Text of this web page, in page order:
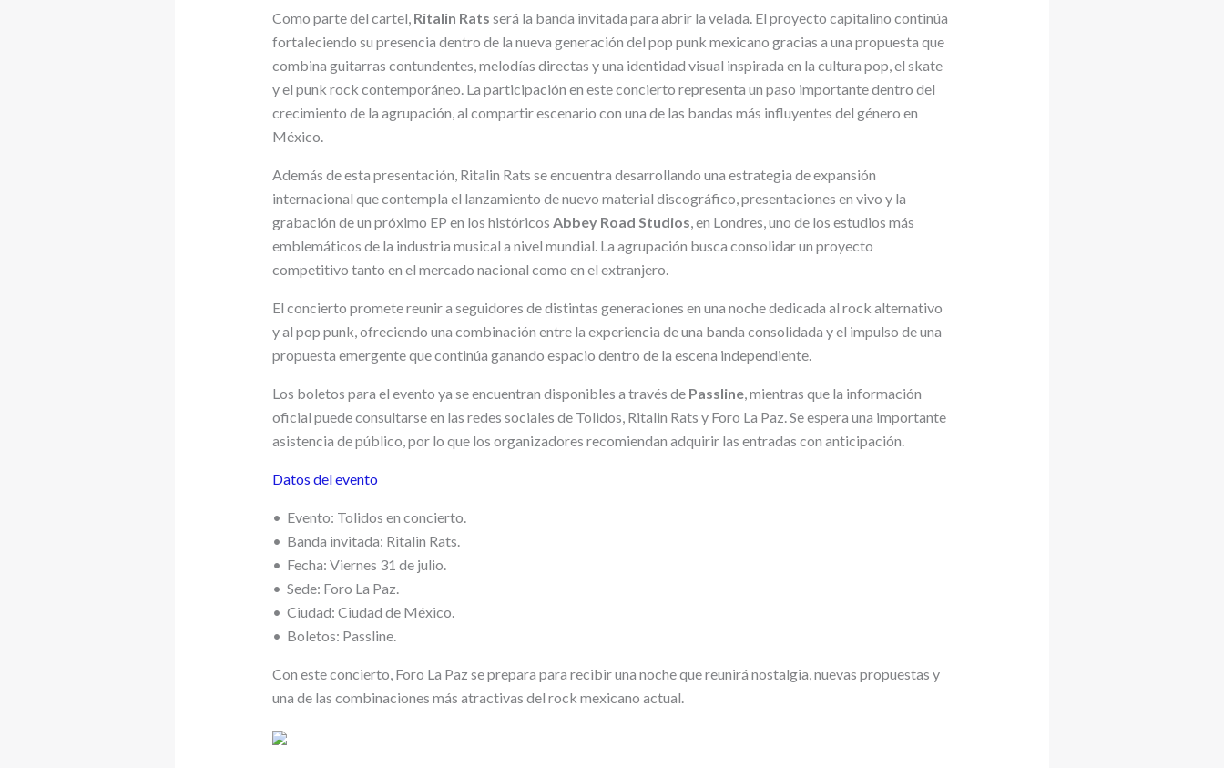
Como parte del cartel, Ritalin Rats será la banda invitada para abrir la velada. El proyecto capitalino continúa
fortaleciendo su presencia dentro de la nueva generación del pop punk mexicano gracias a una propuesta que
combina guitarras contundentes, melodías directas y una identidad visual inspirada en la cultura pop, el skate
y el punk rock contemporáneo. La participación en este concierto representa un paso importante dentro del
crecimiento de la agrupación, al compartir escenario con una de las bandas más influyentes del género en
México.
Además de esta presentación, Ritalin Rats se encuentra desarrollando una estrategia de expansión
internacional que contempla el lanzamiento de nuevo material discográfico, presentaciones en vivo y la
grabación de un próximo EP en los históricos Abbey Road Studios, en Londres, uno de los estudios más
emblemáticos de la industria musical a nivel mundial. La agrupación busca consolidar un proyecto
competitivo tanto en el mercado nacional como en el extranjero.
El concierto promete reunir a seguidores de distintas generaciones en una noche dedicada al rock alternativo
y al pop punk, ofreciendo una combinación entre la experiencia de una banda consolidada y el impulso de una
propuesta emergente que continúa ganando espacio dentro de la escena independiente.
Los boletos para el evento ya se encuentran disponibles a través de Passline, mientras que la información
oficial puede consultarse en las redes sociales de Tolidos, Ritalin Rats y Foro La Paz. Se espera una importante
asistencia de público, por lo que los organizadores recomiendan adquirir las entradas con anticipación.
Datos del evento
•⁠ ⁠Evento: Tolidos en concierto.
•⁠ ⁠Banda invitada: Ritalin Rats.
•⁠ ⁠Fecha: Viernes 31 de julio.
•⁠ ⁠Sede: Foro La Paz.
•⁠ ⁠Ciudad: Ciudad de México.
•⁠ ⁠Boletos: Passline.
Con este concierto, Foro La Paz se prepara para recibir una noche que reunirá nostalgia, nuevas propuestas y
una de las combinaciones más atractivas del rock mexicano actual.